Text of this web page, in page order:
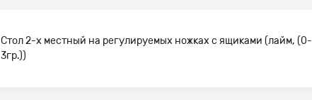
Стол 2-х местный на регулируемых ножках с ящиками (лайм, (0-
3гр.))